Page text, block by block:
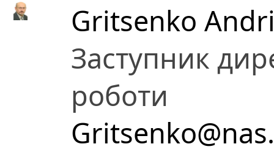
Gritsenko
Заступник
роботи